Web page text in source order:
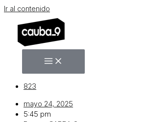
Ir al contenido
823
mayo 24, 2025
5:45 pm